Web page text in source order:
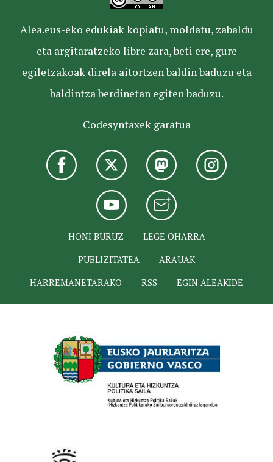
Alea.eus-eko edukiak kopiatu, moldatu, zabaldu
eta argitaratzeko libre zara, beti ere, gure
egiletzakoak direla aitortzen baldin baduzu eta
baldintza berdinetan egiten baduzu.
Codesyntaxek garatua
HONI BURUZ
LEGE OHARRA
PUBLIZITATEA
ARAUAK
HARREMANETARAKO
RSS EGIN ALEAKIDE